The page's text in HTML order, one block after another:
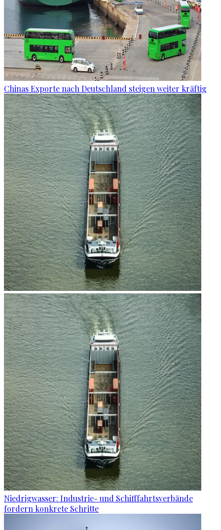
Chinas Exporte nach Deutschland steigen weiter kräftig
Niedrigwasser: Industrie- und Schifffahrtsverbände
fordern konkrete Schritte